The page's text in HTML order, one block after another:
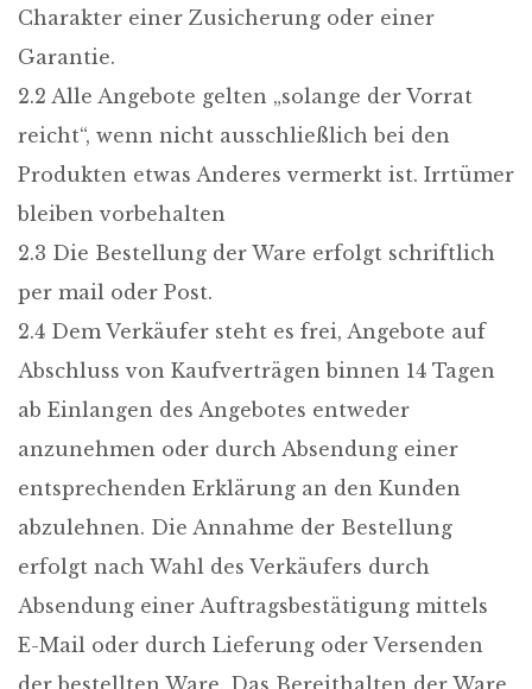
Charakter einer Zusicherung oder einer
Garantie.
2.2 Alle Angebote gelten „solange der Vorrat
reicht“, wenn nicht ausschließlich bei den
Produkten etwas Anderes vermerkt ist. Irrtümer
bleiben vorbehalten
2.3 Die Bestellung der Ware erfolgt schriftlich
per mail oder Post.
2.4 Dem Verkäufer steht es frei, Angebote auf
Abschluss von Kaufverträgen binnen 14 Tagen
ab Einlangen des Angebotes entweder
anzunehmen oder durch Absendung einer
entsprechenden Erklärung an den Kunden
abzulehnen. Die Annahme der Bestellung
erfolgt nach Wahl des Verkäufers durch
Absendung einer Auftragsbestätigung mittels
E-Mail oder durch Lieferung oder Versenden
der bestellten Ware. Das Bereithalten der Ware